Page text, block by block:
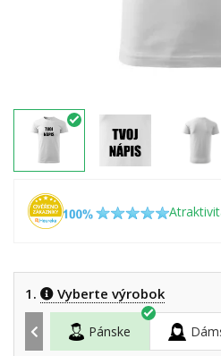
1. Vyberte výrobok
Pánske